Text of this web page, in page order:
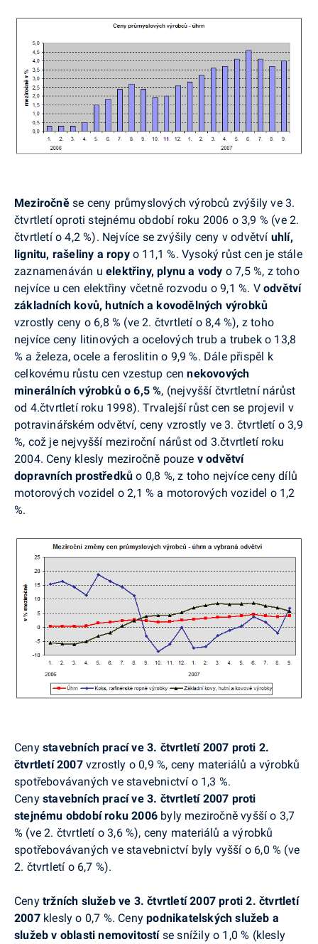
Meziročněse ceny průmyslových výrobců zvýšily ve 3.
čtvrtletí oproti stejnému období roku 2006 o 3,9 % (ve 2.
čtvrtletí o 4,2 %). Nejvíce se zvýšily ceny v odvětví uhlí,
lignitu, rašeliny a ropyo 11,1 %. Vysoký růst cen je stále
zaznamenáván u elektřiny, plynu a vody o 7,5 %, z toho
nejvíce u cen elektřiny včetně rozvodu o 9,1 %. V odvětví
základních kovů, hutních a kovodělných výrobků
vzrostly ceny o 6,8 % (ve 2. čtvrtletí o 8,4 %), z toho
nejvíce ceny litinových a ocelových trub a trubek o 13,8
% a železa, ocele a feroslitin o 9,9 %. Dále přispěl k
celkovému růstu cen vzestup cennekovových
minerálních výrobků o 6,5 %, (nejvyšší čtvrtletní nárůst
od 4.čtvrtletí roku 1998). Trvalejší růst cen se projevil v
potravinářském odvětví, ceny vzrostly ve 3. čtvrtletí o 3,9
%, což je nejvyšší meziroční nárůst od 3.čtvrtletí roku
2004. Ceny klesly meziročně pouze v odvětví
dopravních prostředků o 0,8 %, z toho nejvíce ceny dílů
motorových vozidel o 2,1 % a motorových vozidel o 1,2
%.
Ceny stavebních prací ve 3. čtvrtletí 2007 proti 2.
čtvrtletí 2007vzrostly o 0,9 %, ceny materiálů a výrobků
spotřebovávaných ve stavebnictví o 1,3 %.
Ceny stavebních prací ve 3. čtvrtletí 2007 proti
stejnému období roku 2006 byly meziročně vyšší o 3,7
% (ve 2. čtvrtletí o 3,6 %), ceny materiálů a výrobků
spotřebovávaných ve stavebnictví byly vyšší o 6,0 % (ve
2. čtvrtletí o 6,7 %).
Ceny tržních služeb ve 3. čtvrtletí 2007 proti 2. čtvrtletí
2007klesly o 0,7 %. Cenypodnikatelských služeb a
služeb v oblasti nemovitostíse snížily o 1,0 % (klesly